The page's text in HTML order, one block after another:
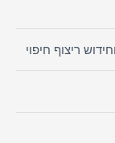
ריצוף חיפוי